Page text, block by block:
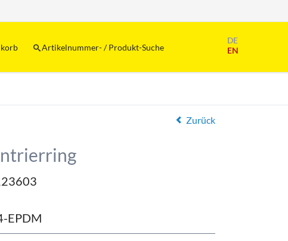
DE
EN
überspringen
Artikelnummer- / Produkt-Suche
Zurück
EPDM